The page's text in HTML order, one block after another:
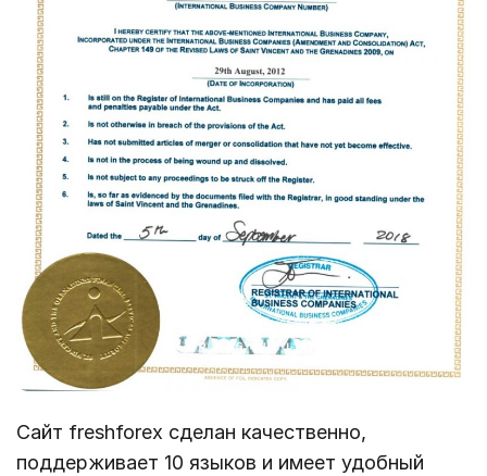
Сайт freshforex сделан качественно,
поддерживает 10 языков и имеет удобный